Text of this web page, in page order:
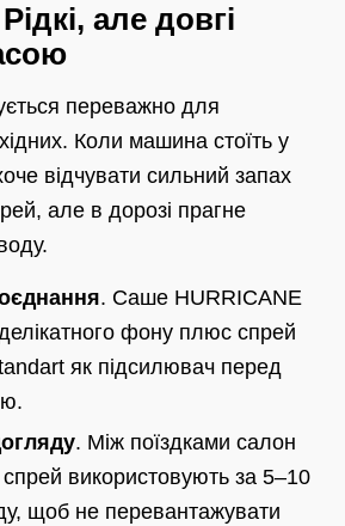
але довгі
переважно для
Коли машина стоїть у
відчувати сильний запах
але в дорозі прагне
. Саше HURRICANE
фону плюс спрей
як підсилювач перед
. Між поїздками салон
використовують за 5–10
щоб не перевантажувати